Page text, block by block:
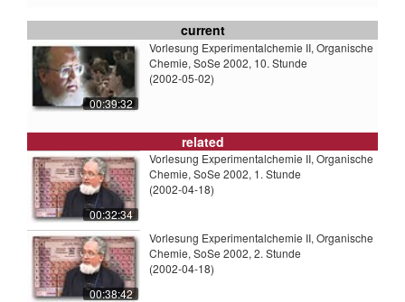
current
00:39:32
Vorlesung Experimentalchemie II, Organische
Chemie, SoSe 2002, 10. Stunde
(2002-05-02)
related
00:32:34
Vorlesung Experimentalchemie II, Organische
Chemie, SoSe 2002, 1. Stunde
(2002-04-18)
00:38:42
Vorlesung Experimentalchemie II, Organische
Chemie, SoSe 2002, 2. Stunde
(2002-04-18)